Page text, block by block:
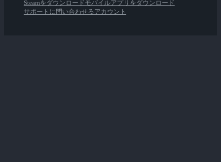
Steamをダウンロード モバイルアプリをダウンロード
サポートに問い合わせるアカウント